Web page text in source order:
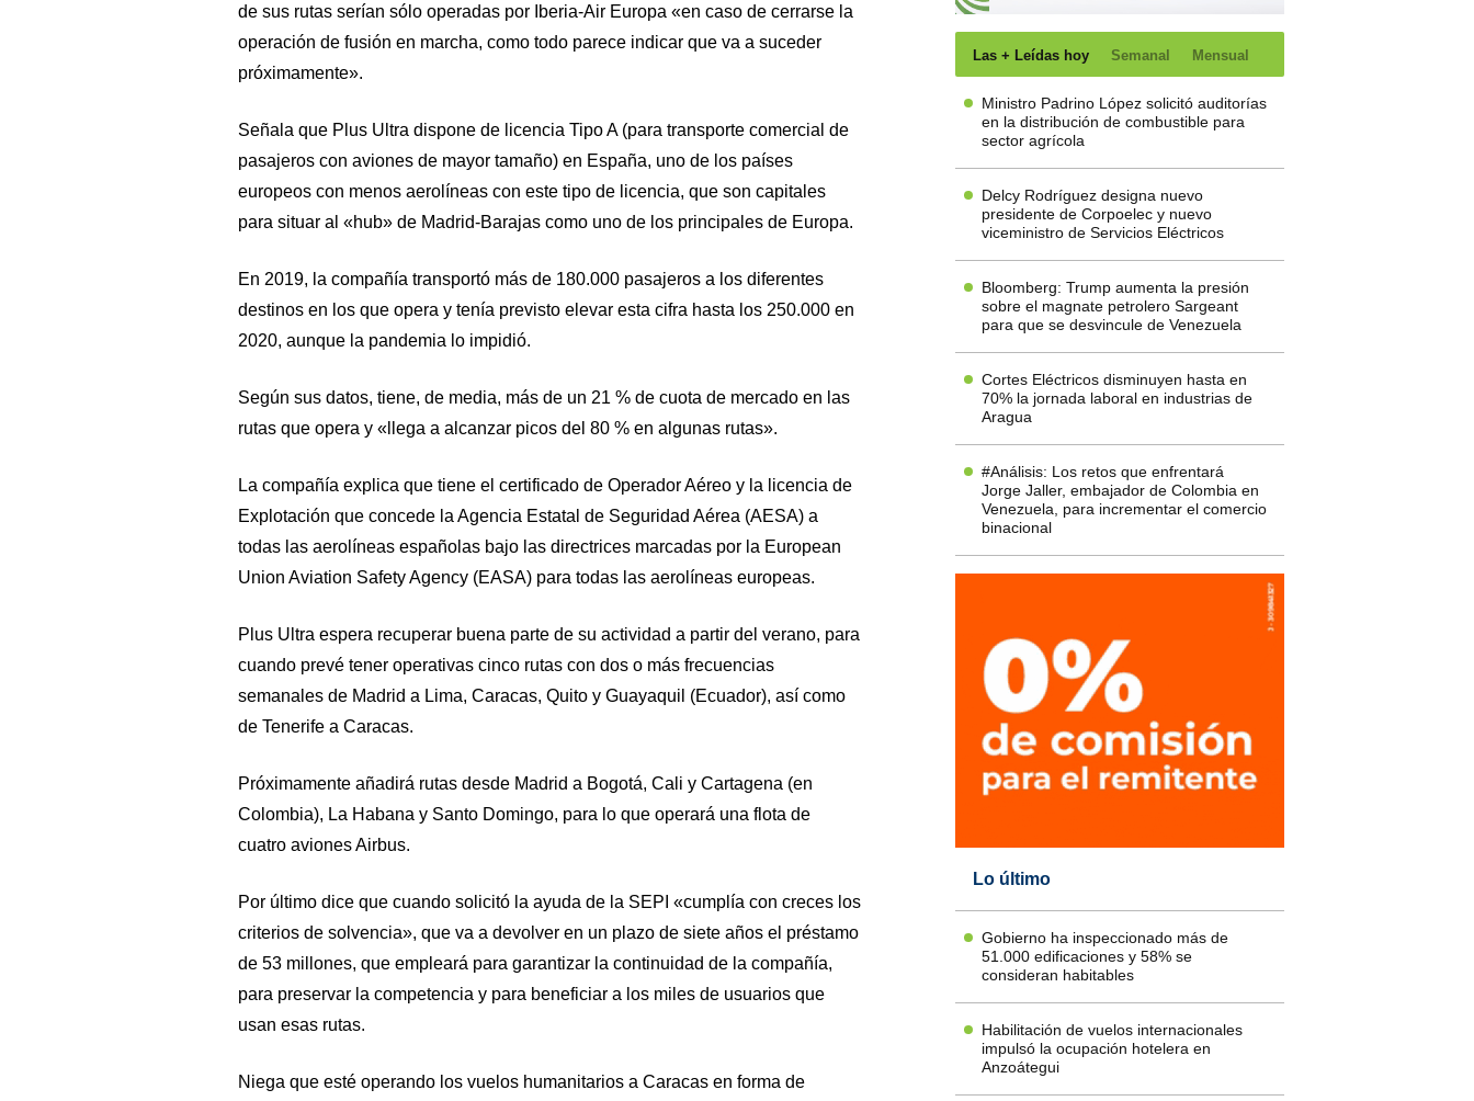
de sus rutas serían sólo operadas por Iberia-Air Europa «en caso de cerrarse la
operación de fusión en marcha, como todo parece indicar que va a suceder
próximamente».
Señala que Plus Ultra dispone de licencia Tipo A (para transporte comercial de
pasajeros con aviones de mayor tamaño) en España, uno de los países
europeos con menos aerolíneas con este tipo de licencia, que son capitales
para situar al «hub» de Madrid-Barajas como uno de los principales de Europa.
En 2019, la compañía transportó más de 180.000 pasajeros a los diferentes
destinos en los que opera y tenía previsto elevar esta cifra hasta los 250.000 en
2020, aunque la pandemia lo impidió.
Según sus datos, tiene, de media, más de un 21 % de cuota de mercado en las
rutas que opera y «llega a alcanzar picos del 80 % en algunas rutas».
La compañía explica que tiene el certificado de Operador Aéreo y la licencia de
Explotación que concede la Agencia Estatal de Seguridad Aérea (AESA) a
todas las aerolíneas españolas bajo las directrices marcadas por la European
Union Aviation Safety Agency (EASA) para todas las aerolíneas europeas.
Plus Ultra espera recuperar buena parte de su actividad a partir del verano, para
cuando prevé tener operativas cinco rutas con dos o más frecuencias
semanales de Madrid a Lima, Caracas, Quito y Guayaquil (Ecuador), así como
de Tenerife a Caracas.
Próximamente añadirá rutas desde Madrid a Bogotá, Cali y Cartagena (en
Colombia), La Habana y Santo Domingo, para lo que operará una flota de
cuatro aviones Airbus.
Por último dice que cuando solicitó la ayuda de la SEPI «cumplía con creces los
criterios de solvencia», que va a devolver en un plazo de siete años el préstamo
de 53 millones, que empleará para garantizar la continuidad de la compañía,
para preservar la competencia y para beneficiar a los miles de usuarios que
usan esas rutas.
Niega que esté operando los vuelos humanitarios a Caracas en forma de
Las + Leídas hoy Semanal Mensual
Ministro Padrino López solicitó auditorías
en la distribución de combustible para
sector agrícola
Delcy Rodríguez designa nuevo
presidente de Corpoelec y nuevo
viceministro de Servicios Eléctricos
Bloomberg: Trump aumenta la presión
sobre el magnate petrolero Sargeant
para que se desvincule de Venezuela
Cortes Eléctricos disminuyen hasta en
70% la jornada laboral en industrias de
Aragua
#Análisis: Los retos que enfrentará
Jorge Jaller, embajador de Colombia en
Venezuela, para incrementar el comercio
binacional
Lo último
Gobierno ha inspeccionado más de
51.000 edificaciones y 58% se
consideran habitables
Habilitación de vuelos internacionales
impulsó la ocupación hotelera en
Anzoátegui